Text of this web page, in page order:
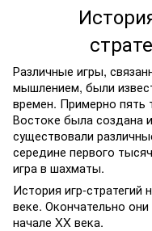
Различные игры,
мышлением, были
времен. Примерно пять
Востоке была создана
существовали
середине первого
игра в шахматы.
История игр-стратегий
веке. Окончательно
начале XX века.